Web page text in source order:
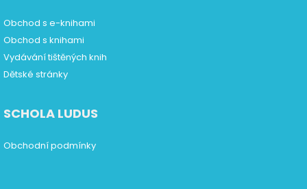
Obchod s e-knihami
Obchod s knihami
Vydávání tištěných knih
Dětské stránky
SCHOLA LUDUS
Obchodní podmínky